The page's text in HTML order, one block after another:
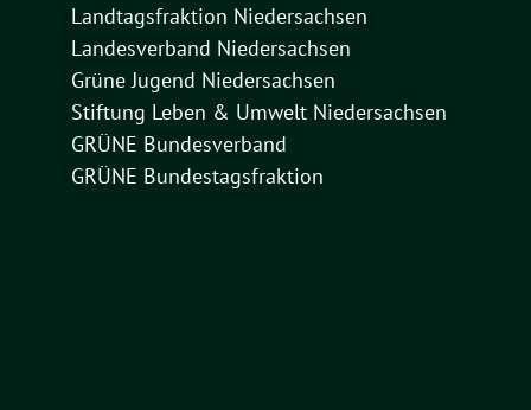
Landtagsfraktion Niedersachsen
Landesverband Niedersachsen
Grüne Jugend Niedersachsen
Stiftung Leben & Umwelt Niedersachsen
GRÜNE Bundesverband
GRÜNE Bundestagsfraktion